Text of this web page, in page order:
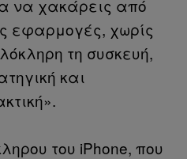
να χακάρεις από
εφαρμογές, χωρίς
τη συσκευή,
και
του iPhone, που